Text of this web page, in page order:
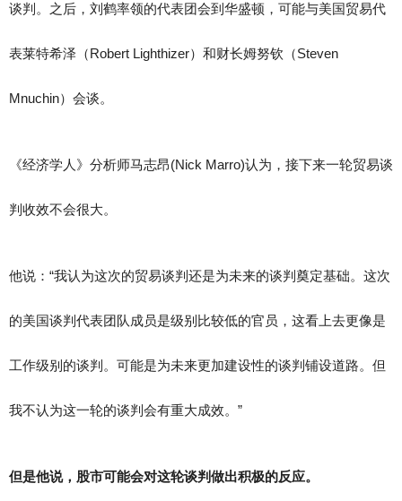
谈判。之后，刘鹤率领的代表团会到华盛顿，可能与美国贸易代
表莱特希泽（Robert Lighthizer）和财长姆努钦（Steven
Mnuchin）会谈。
《经济学人》分析师马志昂(Nick Marro)认为，接下来一轮贸易谈
判收效不会很大。
他说：“我认为这次的贸易谈判还是为未来的谈判奠定基础。这次
的美国谈判代表团队成员是级别比较低的官员，这看上去更像是
工作级别的谈判。可能是为未来更加建设性的谈判铺设道路。但
我不认为这一轮的谈判会有重大成效。”
但是他说，股市可能会对这轮谈判做出积极的反应。